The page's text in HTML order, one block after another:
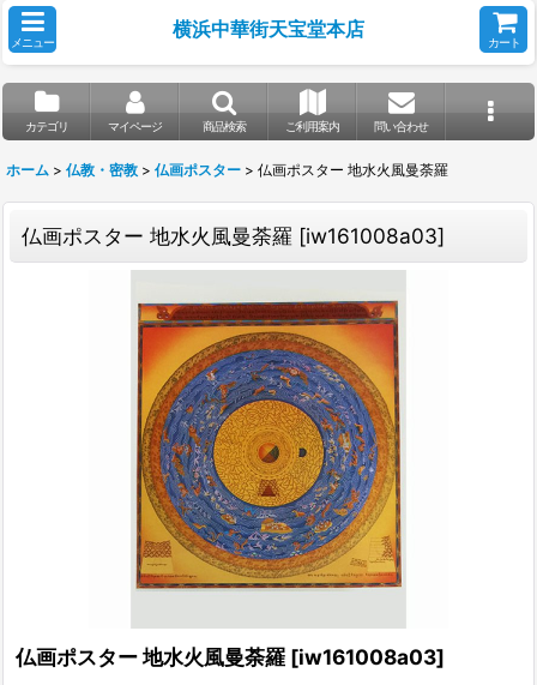
メニュー
横浜中華街天宝堂本店
カート
カテゴリ マイページ 商品検索 ご利用案内 問い合わせ
ホーム > 仏教・密教 > 仏画ポスター > 仏画ポスター 地水火風曼荼羅
仏画ポスター 地水火風曼荼羅 [iw161008a03]
仏画ポスター 地水火風曼荼羅 [iw161008a03]